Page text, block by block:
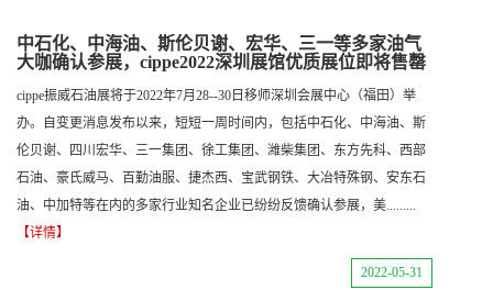
中石化、中海油、斯伦贝谢、宏华、三一等多家油气
大咖确认参展，cippe2022深圳展馆优质展位即将售罄
cippe振威石油展将于2022年7月28--30日移师深圳会展中心（福田）举
办。自变更消息发布以来，短短一周时间内，包括中石化、中海油、斯
伦贝谢、四川宏华、三一集团、徐工集团、潍柴集团、东方先科、西部
石油、豪氏威马、百勤油服、捷杰西、宝武钢铁、大冶特殊钢、安东石
油、中加特等在内的多家行业知名企业已纷纷反馈确认参展，美.........
【详情】
2022-05-31